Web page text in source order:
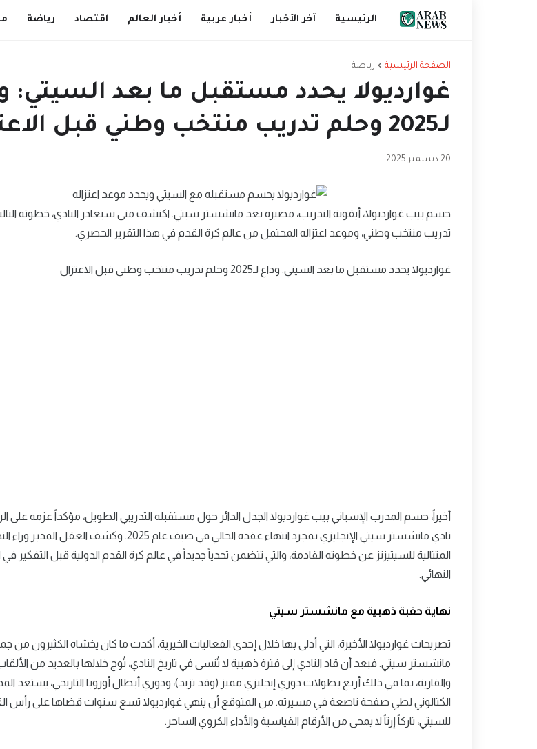
الرئيسية آخر الأخبار أخبار عربية أخبار العالم اقتصاد رياضة
الصفحة الرئيسية رياضة
غوارديولا يحدد مستقبل ما بعد السيتي:
لـ2025 وحلم تدريب منتخب وطني قبل الاعتزال
20 ديسمبر 2025
حسم بيب غوارديولا، أيقونة التدريب، مصيره بعد مانشستر سيتي. اكتشف متى سيغادر النادي، خطوته
تدريب منتخب وطني، وموعد اعتزاله المحتمل من عالم كرة القدم في هذا التقرير الحصري.
غوارديولا يحدد مستقبل ما بعد السيتي: وداع لـ2025 وحلم تدريب منتخب وطني قبل الاعتزال
أخيراً، حسم المدرب الإسباني بيب غوارديولا الجدل الدائر حول مستقبله التدريبي الطويل، مؤكداً عزمه على
نادي مانشستر سيتي الإنجليزي بمجرد انتهاء عقده الحالي في صيف عام 2025. وكشف العقل
المتتالية للسيتيزنز عن خطوته القادمة، والتي تتضمن تحدياً جديداً في عالم كرة القدم الدولية قبل التفكير في
النهائي.
نهاية حقبة ذهبية مع مانشستر سيتي
تصريحات غوارديولا الأخيرة، التي أدلى بها خلال إحدى الفعاليات الخيرية، أكدت ما كان يخشاه الكثيرون من
مانشستر سيتي. فبعد أن قاد النادي إلى فترة ذهبية لا تُنسى في تاريخ النادي، تُوج خلالها بالعديد من
والقارية، بما في ذلك أربع بطولات دوري إنجليزي مميز (وقد تزيد)، ودوري أبطال أوروبا التاريخي، يستعد
الكتالوني لطي صفحة ناصعة في مسيرته. من المتوقع أن ينهي غوارديولا تسع سنوات قضاها على رأس
للسيتي، تاركاً إرثاً لا يمحى من الأرقام القياسية والأداء الكروي الساحر.